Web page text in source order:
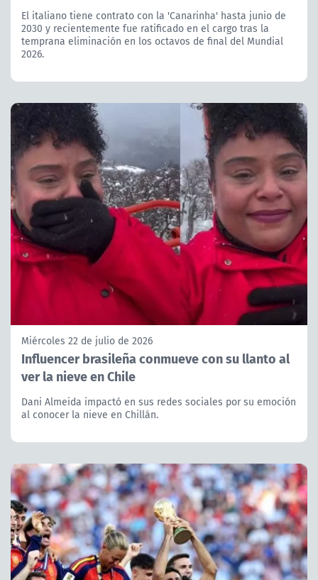
El italiano tiene contrato con la 'Canarinha' hasta junio de
2030 y recientemente fue ratificado en el cargo tras la
temprana eliminación en los octavos de final del Mundial
2026.
Miércoles 22 de julio de 2026
Influencer brasileña conmueve con su llanto al
ver la nieve en Chile
Dani Almeida impactó en sus redes sociales por su emoción
al conocer la nieve en Chillán.